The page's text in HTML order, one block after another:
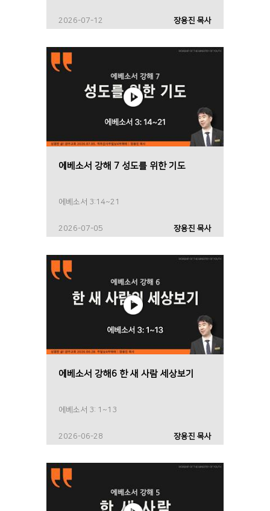
2026-07-12 장용진 목사
에베소서 강해 7 성도를 위한 기도
에베소서 3:14~21
2026-07-05 장용진 목사
에베소서 강해6 한 새 사람 세상보기
에베소서 3: 1~13
2026-06-28 장용진 목사